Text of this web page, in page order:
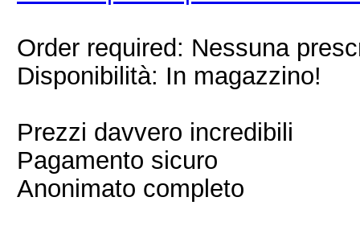
Order required: Nessuna
Disponibilità: In magazzino!
Prezzi davvero incredibili
Pagamento sicuro
Anonimato completo